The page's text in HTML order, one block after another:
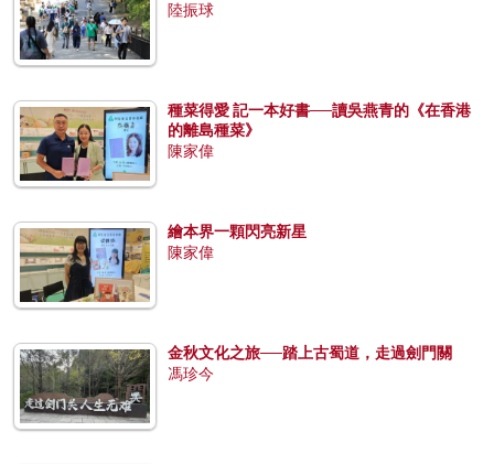
陸振球
種菜得愛 記一本好書──讀吳燕青的《在香港
的離島種菜》
陳家偉
繪本界一顆閃亮新星
陳家偉
金秋文化之旅──踏上古蜀道，走過劍門關
馮珍今